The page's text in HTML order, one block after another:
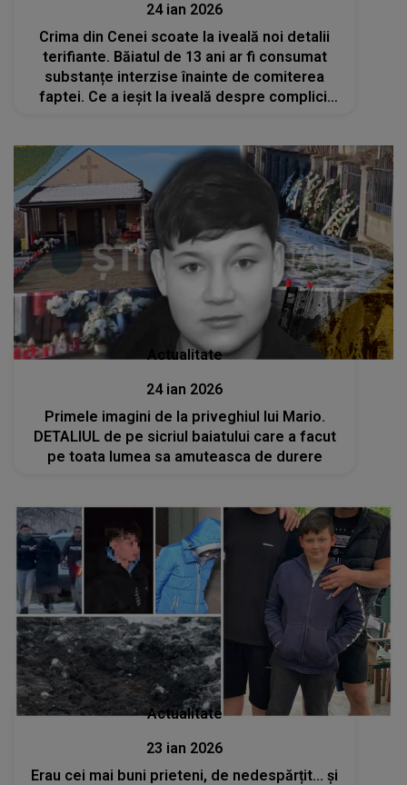
24 ian 2026
Crima din Cenei scoate la iveală noi detalii
terifiante. Băiatul de 13 ani ar fi consumat
substanțe interzise înainte de comiterea
faptei. Ce a ieșit la iveală despre complicii
Actualitate
24 ian 2026
Primele imagini de la priveghiul lui Mario.
DETALIUL de pe sicriul baiatului care a facut
pe toata lumea sa amuteasca de durere
Actualitate
23 ian 2026
Erau cei mai buni prieteni, de nedespărțit... și